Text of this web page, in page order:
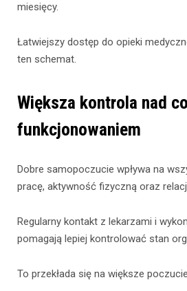
miesięcy.
Łatwiejszy dostęp do opieki
ten schemat.
Większa kontrola nad
funkcjonowaniem
Dobre samopoczucie wpływa na
pracę, aktywność fizyczną oraz
Regularny kontakt z lekarzami i
pomagają lepiej kontrolować stan
To przekłada się na większe